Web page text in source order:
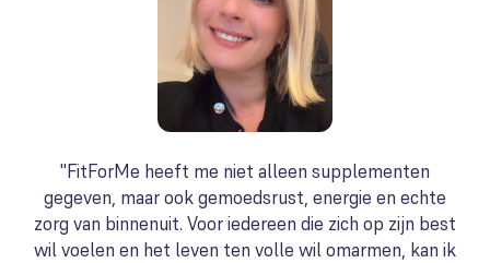
"FitForMe heeft me niet alleen supplementen
gegeven, maar ook gemoedsrust, energie en echte
zorg van binnenuit. Voor iedereen die zich op zijn best
wil voelen en het leven ten volle wil omarmen, kan ik